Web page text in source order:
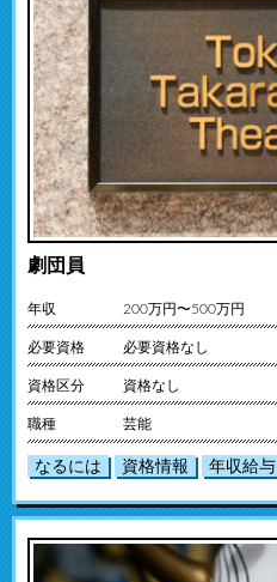
劇団員
年収 200万円〜500万円
必要資格 必要資格なし
資格区分 資格なし
職種 芸能
なるには 資格情報 年収給与